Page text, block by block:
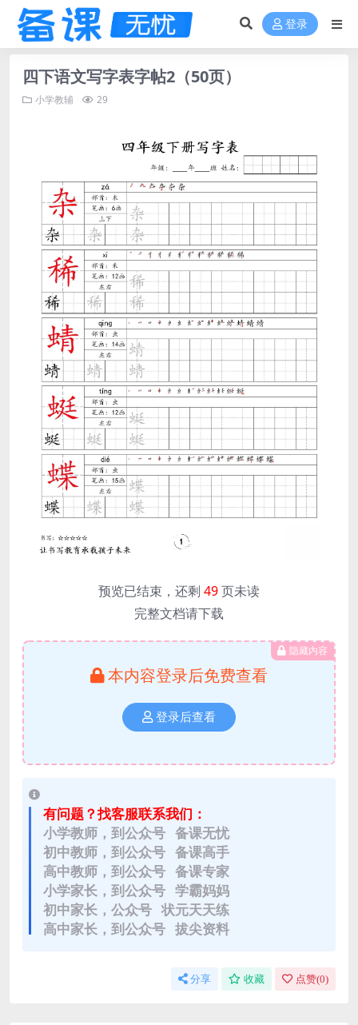
登录
四下语文写字表字帖2（50页）
小学教辅 29
预览已结束，还剩 49页未读
完整文档请下载
隐藏内容
本内容登录后免费查看
登录后查看
有问题？找客服联系我们：
小学教师，到公众号 备课无忧
初中教师，到公众号 备课高手
高中教师，到公众号 备课专家
小学家长，到公众号 学霸妈妈
初中家长，公众号 状元天天练
高中家长，到公众号 拔尖资料
分享 收藏 点赞(0)